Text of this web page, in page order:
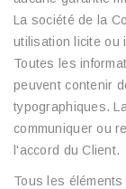
La société de la
utilisation licite ou
Toutes les
peuvent contenir
typographiques.
communiquer ou
l'accord du Client.
Tous les